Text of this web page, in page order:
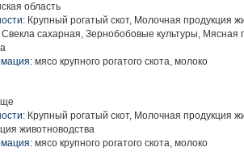
область
Крупный рогатый скот, Молочная продукция
сахарная, Зернобобовые культуры, Мясная
мясо крупного рогатого скота, молоко
Крупный рогатый скот, Молочная продукция
животноводства
мясо крупного рогатого скота, молоко